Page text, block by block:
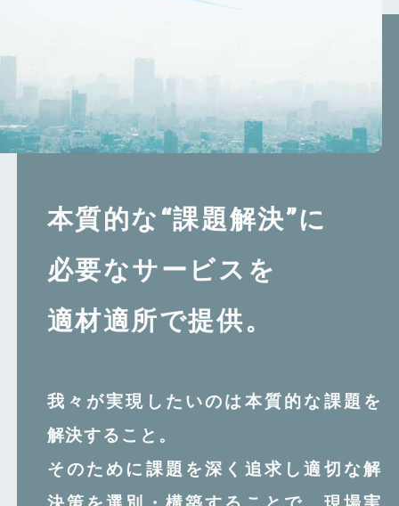
本質的な“課題解決”に
必要なサービスを
適材適所で提供。
我々が実現したいのは本質的な課題を
解決すること。
そのために課題を深く追求し適切な解